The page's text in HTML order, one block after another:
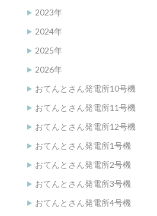
2023年
2024年
2025年
2026年
おてんとさん発電所10号機
おてんとさん発電所11号機
おてんとさん発電所12号機
おてんとさん発電所1号機
おてんとさん発電所2号機
おてんとさん発電所3号機
おてんとさん発電所4号機